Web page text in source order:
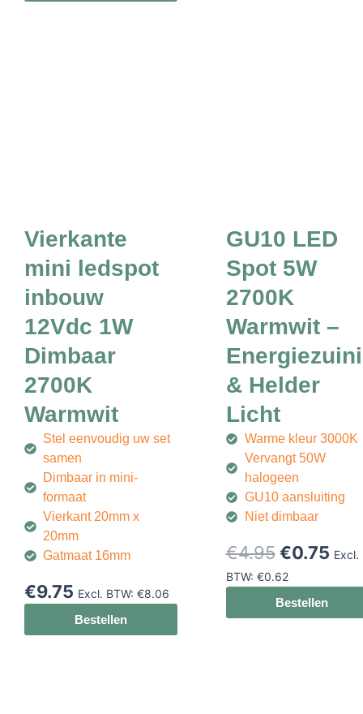
Vierkante
mini ledspot
inbouw
12Vdc 1W
Dimbaar
2700K
Warmwit
Stel eenvoudig uw set
samen
Dimbaar in mini-
formaat
Vierkant 20mm x
20mm
Gatmaat 16mm
€9.75 Excl. BTW: €8.06
Bestellen
GU10 LED
Spot 5W
2700K
Warmwit –
& Helder
Licht
Warme kleur 3000K
Vervangt 50W
halogeen
GU10 aansluiting
Niet dimbaar
€4.95
prijs
was:
€4.95.
€0.75
is:
Excl.
BTW: €0.62
Bestellen